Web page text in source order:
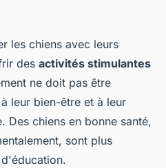
les chiens avec leurs
des activités stimulantes
ne doit pas être
leur bien-être et à leur
Des chiens en bonne santé,
sont plus